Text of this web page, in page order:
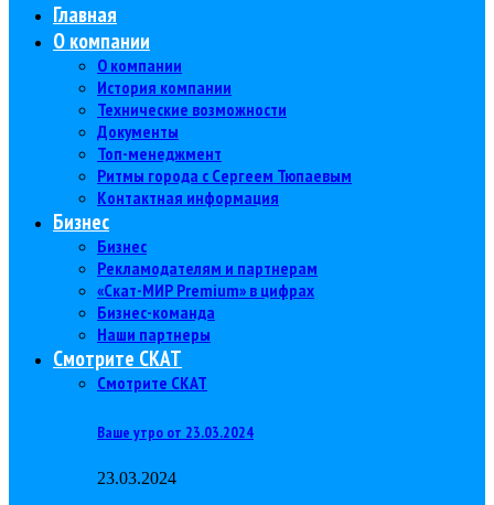
Главная
О компании
О компании
История компании
Технические возможности
Документы
Топ-менеджмент
Ритмы города с Сергеем Тюпаевым
Контактная информация
Бизнес
Бизнес
Рекламодателям и партнерам
«Скат-МИР Premium» в цифрах
Бизнес-команда
Наши партнеры
Смотрите СКАТ
Смотрите СКАТ
Ваше утро от 23.03.2024
23.03.2024